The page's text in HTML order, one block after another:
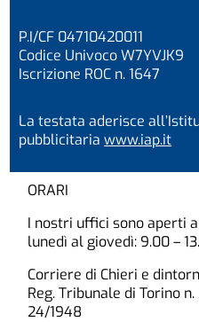
P.I/CF 04710420011
Codice Univoco W7YVJK9
Iscrizione ROC n. 1647
La testata aderisce
pubblicitariawww.iap.it
ORARI
I nostri uffici sono aperti
lunedì al giovedì: 9.00 –
Corriere di Chieri e
Reg. Tribunale di Torino
24/1948